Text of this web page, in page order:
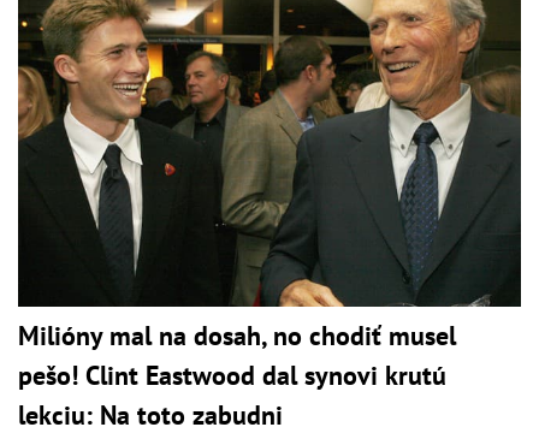
Milióny mal na dosah, no chodiť musel
pešo! Clint Eastwood dal synovi krutú
lekciu: Na toto zabudni